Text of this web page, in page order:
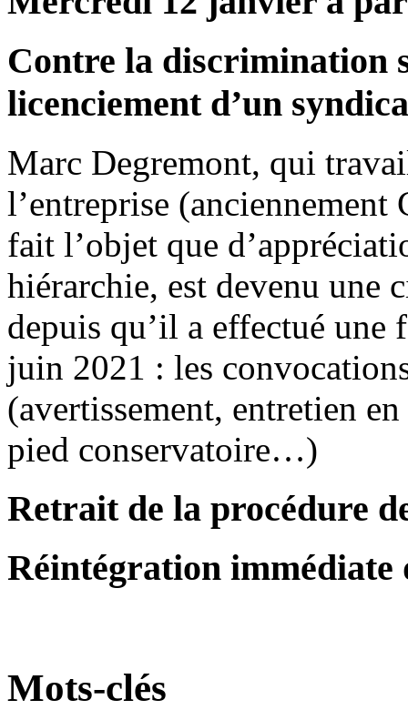
Contre la discrimination
licenciement d’un
Marc Degremont, qui
l’entreprise
fait l’objet que
hiérarchie, est devenu une
depuis qu’il a effectué
juin 2021 : les
(avertissement, entretien
pied conservatoire…)
Retrait de la procédure
Réintégration immédiate
Mots-clés